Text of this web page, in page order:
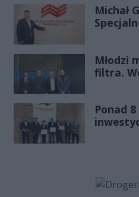
Michał
Rekord
Młodzi
filtra.
zmienia
Ponad